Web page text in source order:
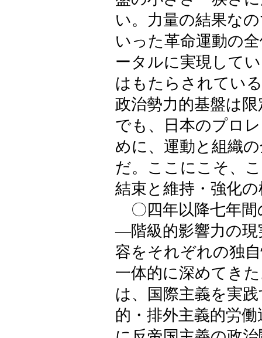
い。力量の結果な
いった革命運動の
ータルに実現して
はもたらされてい
政治勢力的基盤は
でも、日本のプロ
めに、運動と組織
だ。ここにこそ、
結束と維持・強化
〇四年以降七年間
―階級的影響力の現
容をそれぞれの独
一体的に深めてき
は、国際主義を実
的・排外主義的労